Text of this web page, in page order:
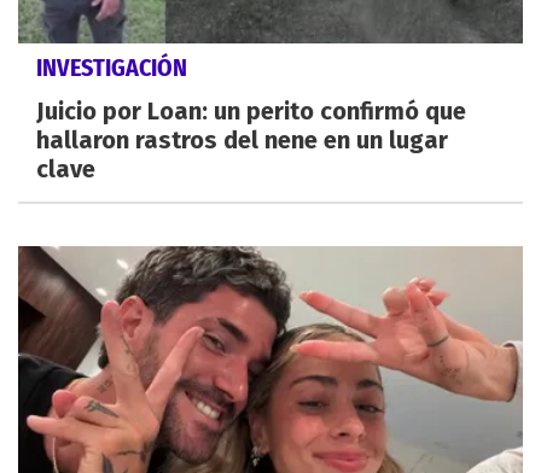
INVESTIGACIÓN
Juicio por Loan: un perito confirmó que
hallaron rastros del nene en un lugar
clave